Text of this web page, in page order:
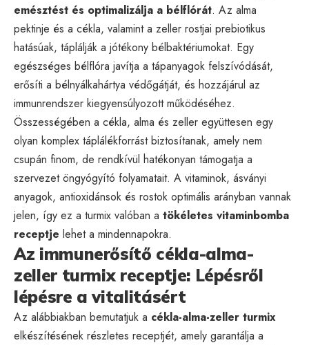
emésztést és optimalizálja a bélflórát. Az alma
pektinje és a cékla, valamint a zeller rostjai prebiotikus
hatásúak, táplálják a jótékony bélbaktériumokat. Egy
egészséges bélflóra javítja a tápanyagok felszívódását,
erősíti a bélnyálkahártya védőgátját, és hozzájárul az
immunrendszer kiegyensúlyozott működéséhez.
Összességében a cékla, alma és zeller együttesen egy
olyan komplex táplálékforrást biztosítanak, amely nem
csupán finom, de rendkívül hatékonyan támogatja a
szervezet öngyógyító folyamatait. A vitaminok, ásványi
anyagok, antioxidánsok és rostok optimális arányban vannak
jelen, így ez a turmix valóban a tökéletes vitaminbomba
receptje lehet a mindennapokra.
Az immunerősítő cékla-alma-
zeller turmix receptje: Lépésről
lépésre a vitalitásért
Az alábbiakban bemutatjuk a cékla-alma-zeller turmix
elkészítésének részletes receptjét, amely garantálja a